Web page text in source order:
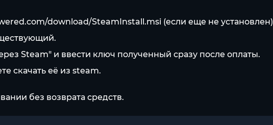
download/SteamInstall.msi (если еще не установлен)
Steam" и ввести ключ полученный сразу после оплаты.
скачать её из steam.
без возврата средств.